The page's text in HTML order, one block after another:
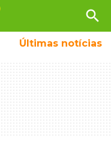
search
Últimas notícias